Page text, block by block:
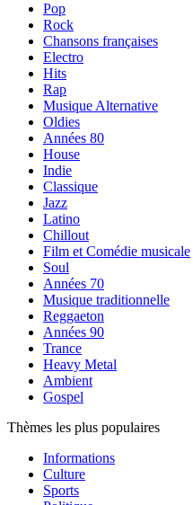
Pop
Rock
Chansons françaises
Electro
Hits
Rap
Musique Alternative
Oldies
Années 80
House
Indie
Classique
Jazz
Latino
Chillout
Film et Comédie musicale
Soul
Années 70
Musique traditionnelle
Reggaeton
Années 90
Trance
Heavy Metal
Ambient
Gospel
Thèmes les plus populaires
Informations
Culture
Sports